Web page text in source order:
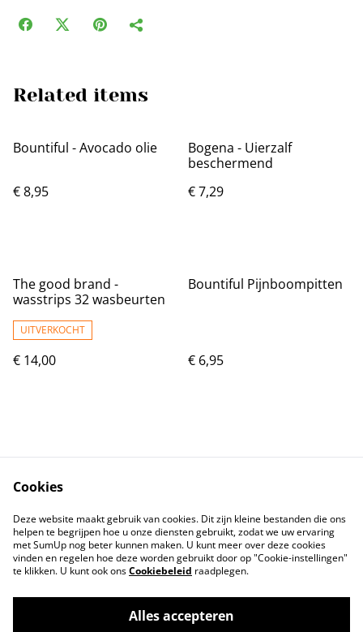
Related items
Bountiful - Avocado olie
€ 8,95
Bogena - Uierzalf
beschermend
€ 7,29
The good brand -
wasstrips 32 wasbeurten
UITVERKOCHT
€ 14,00
Bountiful Pijnboompitten
€ 6,95
Contact
Voorwaarden
Privacybeleid
Cookiebeleid
Cookies
Deze website maakt gebruik van cookies. Dit zijn kleine bestanden die ons
helpen te begrijpen hoe u onze diensten gebruikt, zodat we uw ervaring
met SumUp nog beter kunnen maken. U kunt meer over deze cookies
vinden en regelen hoe deze worden gebruikt door op "Cookie-instellingen"
te klikken. U kunt ook onsCookiebeleid raadplegen.
Alles accepteren